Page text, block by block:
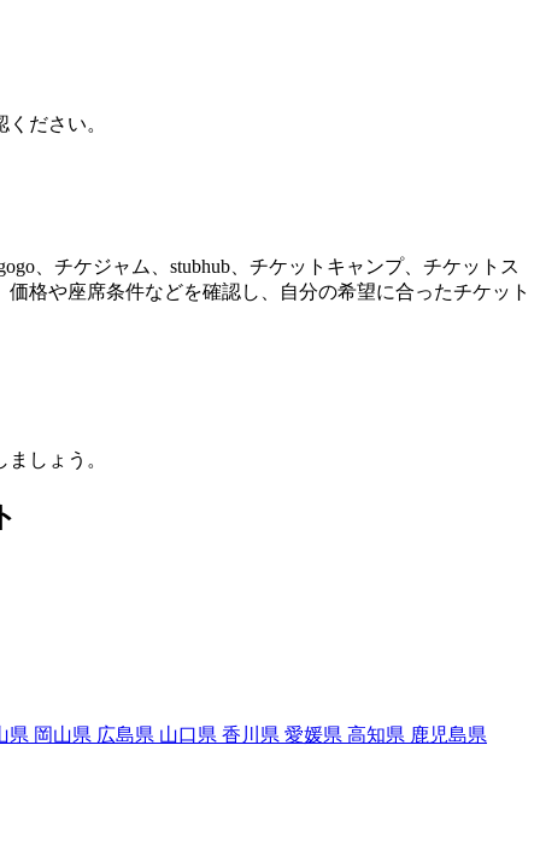
ださい。
、チケジャム、stubhub、チケットキャンプ、チケットス
格や座席条件などを確認し、自分の希望に合ったチケット
しょう。
県 岡山県 広島県 山口県 香川県 愛媛県 高知県 鹿児島県